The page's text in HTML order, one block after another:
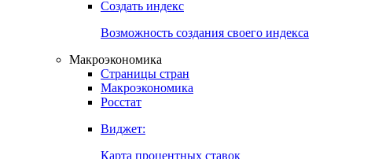
Курсы валют Forex
Ставки центральных банков
Создать индекс
Возможность создания своего индекса
Макроэкономика
Страницы стран
Макроэкономика
Росстат